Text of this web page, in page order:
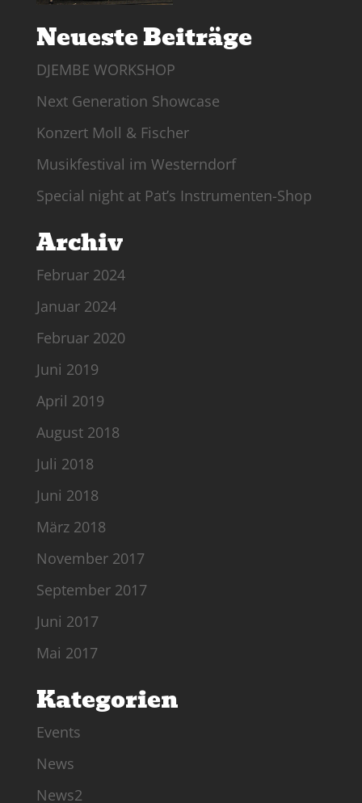
Neueste Beiträge
DJEMBE WORKSHOP
Next Generation Showcase
Konzert Moll & Fischer
Musikfestival im Westerndorf
Special night at Pat’s Instrumenten-Shop
Archiv
Februar 2024
Januar 2024
Februar 2020
Juni 2019
April 2019
August 2018
Juli 2018
Juni 2018
März 2018
November 2017
September 2017
Juni 2017
Mai 2017
Kategorien
Events
News
News2